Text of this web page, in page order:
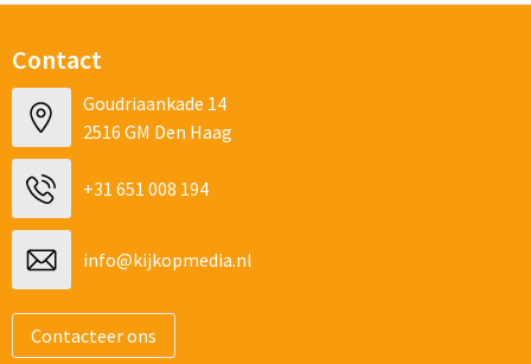
Contact
Goudriaankade 14
2516 GM Den Haag
+31 651 008 194
info@kijkopmedia.nl
Contacteer ons